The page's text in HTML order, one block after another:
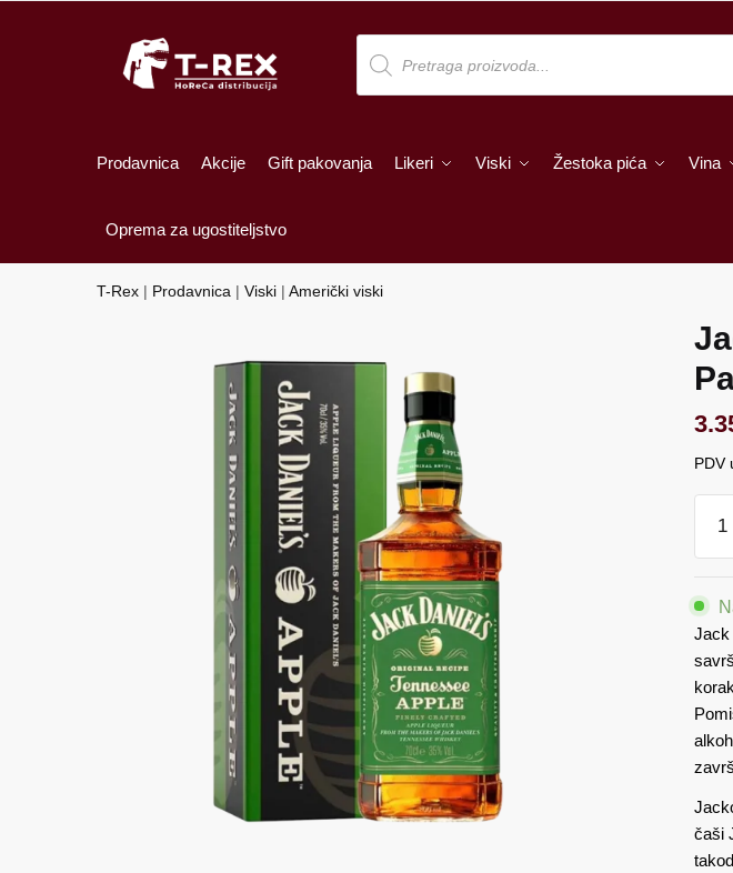
Products
search
Prodavnica Akcije Gift pakovanja Likeri Viski Žestoka pića Vina
Oprema za ugostiteljstvo
T-Rex | Prodavnica |Viski |Američki viski
PDV
0.70
Jack
čaši